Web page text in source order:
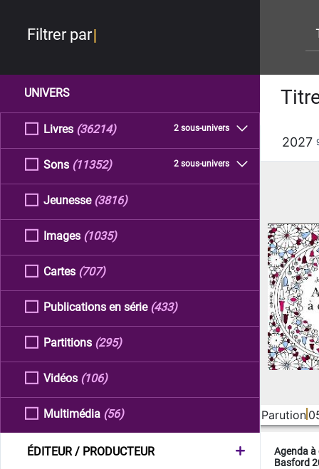
Filtrer par
UNIVERS
Livres 2 sous-univers
(36214)
Sons 2 sous-univers
(11352)
Jeunesse (3816)
Images (1035)
Cartes (707)
Publications en série (433)
Partitions (295)
Vidéos (106)
Multimédia (56)
ÉDITEUR / PRODUCTEUR
2027
Parution
Agenda
Basford